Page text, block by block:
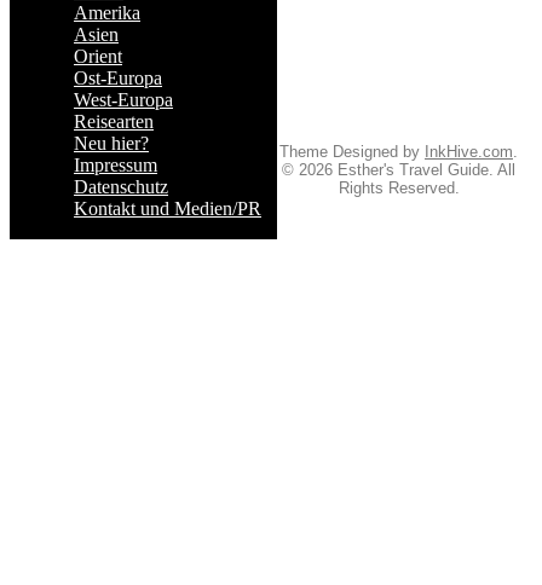
Amerika
Asien
Orient
Ost-Europa
West-Europa
Reisearten
Neu hier?
Impressum
Datenschutz
Kontakt und Medien/PR
Theme Designed by InkHive.com
© 2026 Esther's Travel Guide. All
Rights Reserved.